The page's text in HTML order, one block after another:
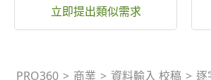
立即提出類似需求
PRO360 > 商業 > 資料輸入 校稿 > 逐